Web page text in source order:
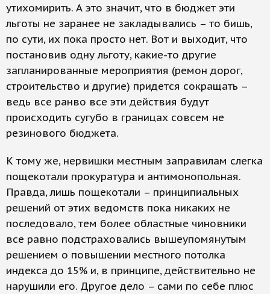
утихомирить. А это значит, что в бюджет эти
льготы не заранее не закладывались – то бишь,
по сути, их пока просто нет. Вот и выходит, что
постановив одну льготу, какие-то другие
запланированные мероприятия (ремон дорог,
строительство и другие) придется сокращать –
ведь все ранво все эти действия будут
происходить сугубо в границах совсем не
резинового бюджета.
К тому же, нервишки местным заправилам слегка
пощекотали прокуратура и антимонопольная.
Правда, лишь пощекотали – принципиальных
решений от этих ведомств пока никаких не
последовало, тем более областные чиновники
все равно подстраховались вышеупомянутым
решением о повышении местного потолка
индекса до 15% и, в принципе, действительно не
нарушили его. Другое дело – сами по себе плюс